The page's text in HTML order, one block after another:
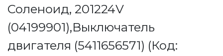
Соленоид, 201224V
(04199901),Выключатель
двигателя (5411656571) (Код: